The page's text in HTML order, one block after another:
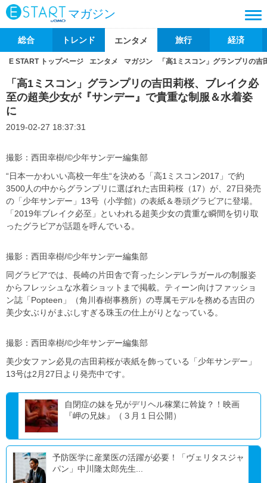
マガジン
総合 トレンド エンタメ 旅行 経済
E START トップページ エンタメ マガジン 「高1ミスコン」グランプリの
「高1ミスコン」グランプリの吉田莉桜、ブレイク必
至の超美少女が『サンデー』で貴重な制服＆水着姿
に
2019-02-27 18:37:31
撮影：西田幸樹/©少年サンデー編集部
“日本一かわいい高校一年生“を決める「高1ミスコン2017」で約
3500人の中からグランプリに選ばれた吉田莉桜（17）が、27日発売
の「少年サンデー」13号（小学館）の表紙＆巻頭グラビアに登場。
「2019年ブレイク必至」といわれる超美少女の貴重な瞬間を切り取
ったグラビアが話題を呼んでいる。
撮影：西田幸樹/©少年サンデー編集部
同グラビアでは、長崎の片田舎で育ったシンデレラガールの制服姿
からフレッシュな水着ショットまで掲載。ティーン向けファッショ
ン誌「Popteen」（角川春樹事務所）の専属モデルを務める吉田の
美少女ぶりがまぶしすぎる珠玉の仕上がりとなっている。
撮影：西田幸樹/©少年サンデー編集部
美少女ファン必見の吉田莉桜が表紙を飾っている「少年サンデー」
13号は2月27日より発売中です。
自閉症の妹を兄がデリヘル稼業に斡旋？！映画
『岬の兄妹』（３月１日公開）
予防医学に産業医の活躍が必要！「ヴェリタスジャ
パン」中川隆太郎先生...